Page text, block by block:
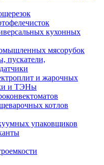
кухонных
мясорубок
пускатели,
и жарочных
и ТЭНы
котлов
упаковщиков